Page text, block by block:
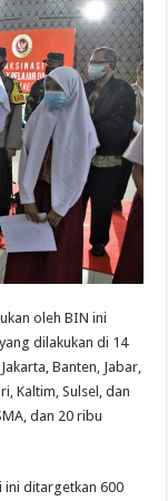
oleh BIN ini
dilakukan di 14
Banten, Jabar,
Kaltim, Sulsel, dan
dan 20 ribu
ini ditargetkan 600